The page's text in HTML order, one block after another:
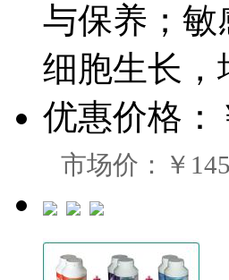
与保养；敏
细胞生长，
优惠价格：
市场价：￥